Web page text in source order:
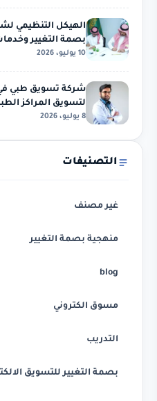
الهيكل التنظيمي
بصمة التغيير
10 يوليو، 2026
شركة تسويق طبي
لتسويق المراكز
8 يوليو، 2026
التصنيفات
غير مصنف
منهجية بصمة التغيير
blog
مسوق الكتروني
التدريب
بصمة التغيير للتسويق